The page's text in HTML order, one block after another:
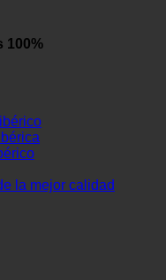
100%
la mejor calidad